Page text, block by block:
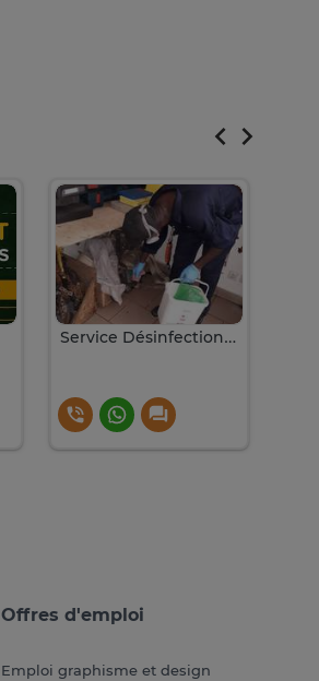
Service Désinfection - Dératisation - Lutte Antiparasitaire
Offres d'emploi
Emploi graphisme et design